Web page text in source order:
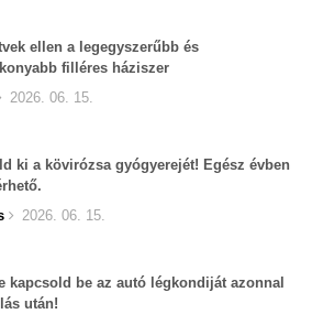
ellen a legegyszerűbb és
filléres háziszer
2026. 06. 15.
ki a kövirózsa gyógyerejét! Egész évben
2026. 06. 15.
kapcsold be az autó légkondiját azonnal
után!